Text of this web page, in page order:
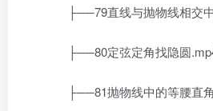
├──79直线与抛物线相交中
├──80定弦定角找隐圆
├──81抛物线中的等腰直角